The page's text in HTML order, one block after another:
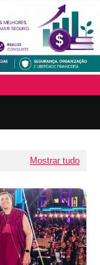
Mostrar tudo